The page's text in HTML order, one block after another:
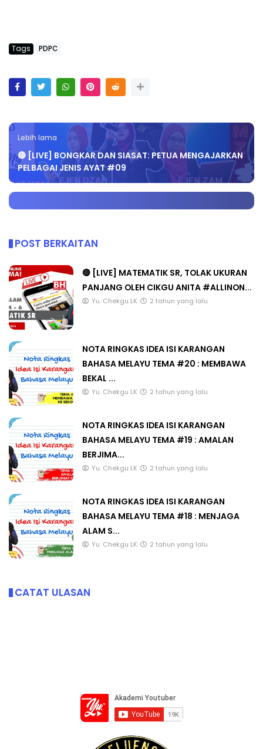
Tags PDPC
Lebih lama
🔴 [LIVE] BONGKAR DAN SIASAT: PETUA MENGAJARKAN
PELBAGAI JENIS AYAT #09
POST BERKAITAN
🔴 [LIVE] MATEMATIK SR, TOLAK UKURAN
PANJANG OLEH CIKGU ANITA #ALLINON...
Yu. Chekgu LK 2 tahun yang lalu
NOTA RINGKAS IDEA ISI KARANGAN
BAHASA MELAYU TEMA #20 : MEMBAWA
BEKAL ...
Yu. Chekgu LK 2 tahun yang lalu
NOTA RINGKAS IDEA ISI KARANGAN
BAHASA MELAYU TEMA #19 : AMALAN
BERJIMA...
Yu. Chekgu LK 2 tahun yang lalu
NOTA RINGKAS IDEA ISI KARANGAN
BAHASA MELAYU TEMA #18 : MENJAGA
ALAM S...
Yu. Chekgu LK 2 tahun yang lalu
CATAT ULASAN